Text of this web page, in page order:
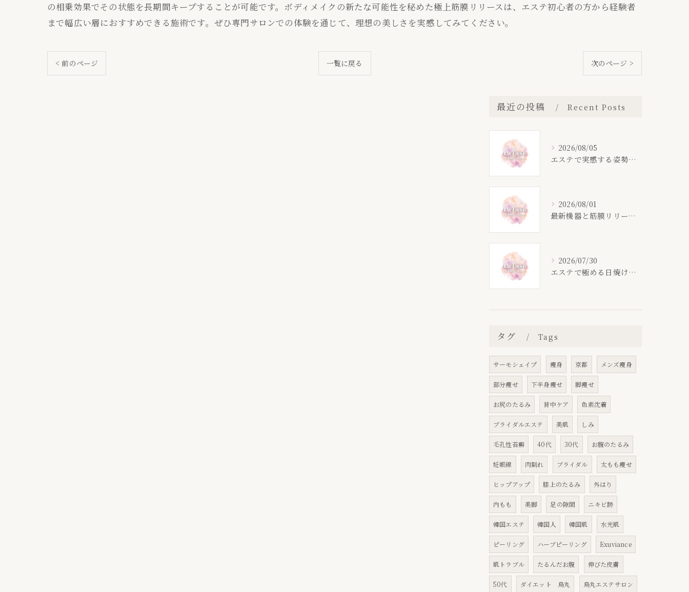
の相乗効果でその状態を長期間キープすることが可能です。ボディメイクの新たな可能性を秘めた極上筋膜リリースは、エステ初心者の方から経験者
まで幅広い層におすすめできる施術です。ぜひ専門サロンでの体験を通じて、理想の美しさを実感してみてください。
< 前のページ 一覧に戻る 次のページ >
最近の投稿 Recent Posts
2026/08/05
エステで実感する姿勢改善の秘密
2026/08/01
最新機器と筋膜リリースで叶える痩身ケアの効果
2026/07/30
エステで極める日焼け後の保湿術
タグ Tags
サーモシェイプ 痩身 京都 メンズ痩身
部分痩せ 下半身痩せ 脚痩せ
お尻のたるみ 背中ケア 色素沈着
ブライダルエステ 美肌 しみ
毛孔性苔癬 40代 30代 お腹のたるみ
妊娠線 肉割れ ブライダル 太もも痩せ
ヒップアップ 膝上のたるみ 外はり
内もも 美脚 足の隙間 ニキビ跡
韓国エステ 韓国人 韓国肌 水光肌
ピーリング ハーブピーリング Exuviance
肌トラブル たるんだお腹 伸びた皮膚
50代 ダイエット 烏丸 烏丸エステサロン